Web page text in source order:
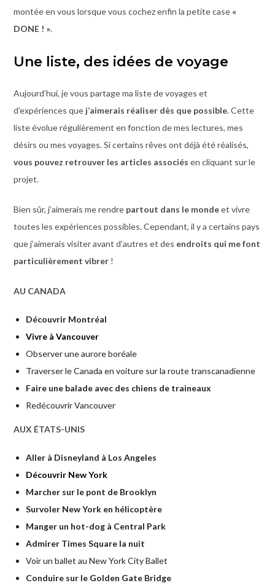
montée en vous lorsque vous cochez enfin la petite case «
DONE ! ».
Une liste, des idées de voyage
Aujourd’hui, je vous partage ma liste de voyages et
d’expériences que j’aimerais réaliser dès que possible. Cette
liste évolue régulièrement en fonction de mes lectures, mes
désirs ou mes voyages. Si certains rêves ont déjà été réalisés,
vous pouvez retrouver les articles associés en cliquant sur le
projet.
Bien sûr, j’aimerais me rendre partout dans le mondeet vivre
toutes les expériences possibles. Cependant, il y a certains pays
que j’aimerais visiter avant d’autres et des endroits qui me font
particulièrement vibrer!
AU CANADA
Découvrir Montréal
Vivre à Vancouver
Observer une aurore boréale
Traverser le Canada en voiture sur la route transcanadienne
Faire une balade avec des chiens de traineaux
Redécouvrir Vancouver
AUX ÉTATS-UNIS
Aller à Disneyland à Los Angeles
Découvrir New York
Marcher sur le pont de Brooklyn
Survoler New York en hélicoptère
Manger un hot-dog à Central Park
Admirer Times Square la nuit
Voir un ballet au New York City Ballet
Conduire sur le Golden Gate Bridge